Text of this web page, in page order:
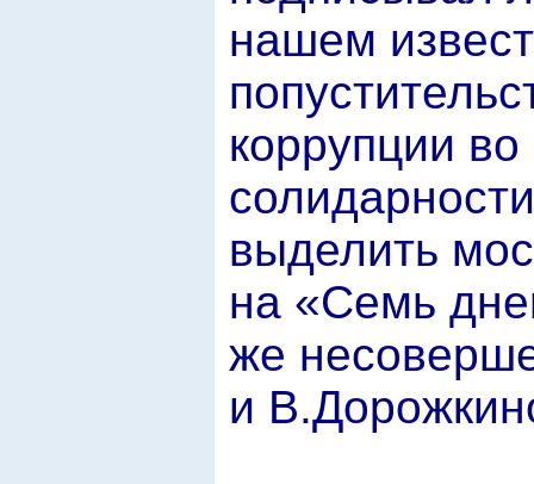
нашем
коррупции
выделить
на «Семь
же
и